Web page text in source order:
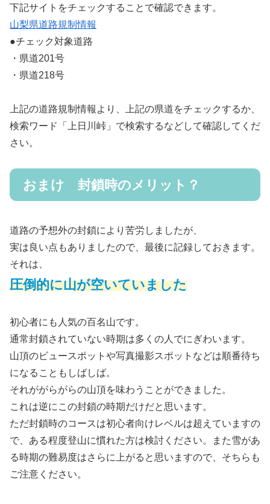
下記サイトをチェックすることで確認できます。
山梨県道路規制情報
●チェック対象道路
・県道201号
・県道218号
上記の道路規制情報より、上記の県道をチェックするか、
検索ワード「上日川峠」で検索するなどして確認してくだ
さい。
おまけ 封鎖時のメリット？
道路の予想外の封鎖により苦労しましたが、
実は良い点もありましたので、最後に記録しておきます。
それは、
圧倒的に山が空いていました
初心者にも人気の百名山です。
通常封鎖されていない時期は多くの人でにぎわいます。
山頂のビュースポットや写真撮影スポットなどは順番待ち
になることもしばしば。
それががらがらの山頂を味わうことができました。
これは逆にこの封鎖の時期だけだと思います。
ただ封鎖時のコースは初心者向けレベルは超えていますの
で、ある程度登山に慣れた方は検討ください。また雪があ
る時期の難易度はさらに上がると思いますので、そちらも
ご注意ください。